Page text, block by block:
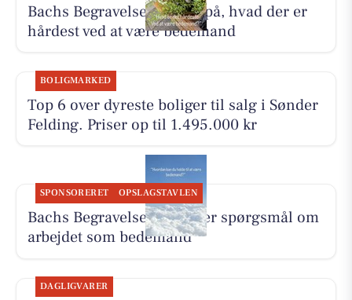
Bachs Begravelser svarer på, hvad der er
hårdest ved at være bedemand
BOLIGMARKED
Top 6 over dyreste boliger til salg i Sønder
Felding. Priser op til 1.495.000 kr
SPONSORERET OPSLAGSTAVLEN
Bachs Begravelser besvarer spørgsmål om
arbejdet som bedemand
DAGLIGVARER